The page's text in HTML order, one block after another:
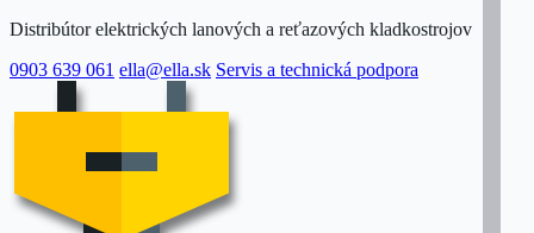
Distribútor elektrických lanových a reťazových kladkostrojov
0903 639 061 ella@ella.sk Servis a technická podpora